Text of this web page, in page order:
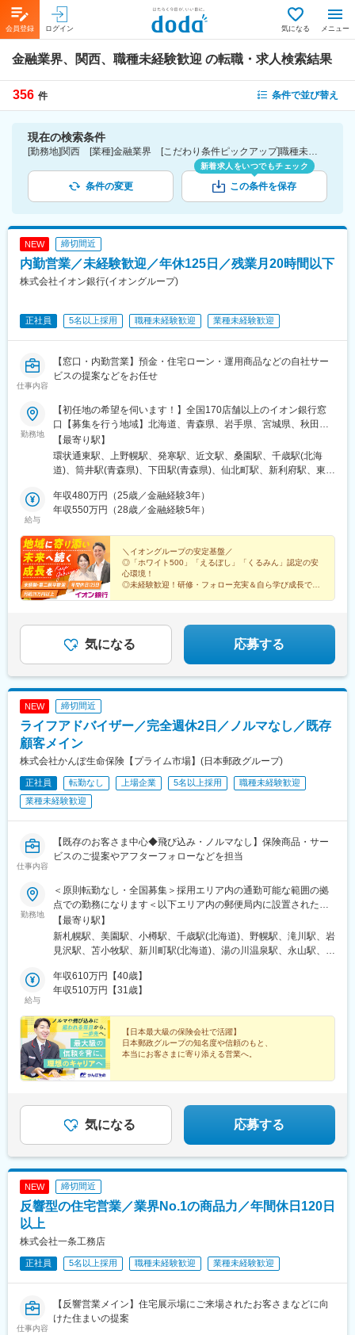
会員登録 ログイン 気になる メニュー
金融業界、関西、職種未経験歓迎 の転職・求人検索結果
356 件 条件で並び替え
現在の検索条件
[勤務地]関西 [業種]金融業界 [こだわり条件ピックアップ]職種未経験歓迎 [詳細条件](募集・採用情報)職種未経験歓迎
条件の変更
新着求人をいつでもチェック
この条件を保存
NEW 締切間近
内勤営業／未経験歓迎／年休125日／残業月20時間以下
株式会社イオン銀行(イオングループ)
正社員 5名以上採用 職種未経験歓迎 業種未経験歓迎
仕事内容
【窓口・内勤営業】預金・住宅ローン・運用商品などの自社サー
ビスの提案などをお任せ
勤務地
【初任地の希望を伺います！】全国170店舗以上のイオン銀行窓
口【募集を行う地域】北海道、青森県、岩手県、宮城県、秋田
県、山形県、茨城県、栃木県、群馬県、埼玉県、千葉県、東京
都、神奈川県、新潟県、富山県、石川県、山梨県、岐阜県、長野
県、静岡県、愛知県、三重県、滋賀県、京都府、大阪府、兵庫
県、高知県、福岡県、鹿児島県、宮崎県、沖縄県※U・Iターン歓迎
ご希望の働き方をお聞かせください。※総合職採用のため、将来的
社HPをご覧ください！https://www.aeonbank.co.jp/branch/
【最寄り駅】
環状通東駅、上野幌駅、発寒駅、近文駅、桑園駅、千歳駅(北海
道)、筒井駅(青森県)、下田駅(青森県)、仙北町駅、新利府駅、東北
駅、天童南駅、内原駅、土浦駅、荒川沖駅、小田林駅、佐野市
駅、韮川駅、群馬総社駅、越谷レイクタウン駅、蕨駅、南羽生
駅、新井宿駅、新津田沼駅、新船橋駅、南柏駅、海浜幕張駅、稲
毛海岸駅、稲毛駅、鎌取駅、木更津駅、新鎌ケ谷駅、千葉ニュー
タウン中央駅、八千代緑が丘駅、地区センター駅、成田駅、品川
シーサイド駅、武蔵引田駅、南砂町駅、武蔵砂川駅、辰巳駅、東
武練馬駅、小川町駅(東京都)、都庁前駅、東久留米駅、豊田駅、学
合ケ丘駅、京急久里浜駅、横浜駅、東戸塚駅、相武台前駅、星川
駅、亀田駅、青山駅、新高岡駅、野々市駅(ＩＲいしかわ鉄道線)、
呼続駅、八事駅、黒田駅(愛知県)、扶桑駅、りんくう常滑駅、長久
手古戦場駅、六名駅、緒川駅、上挙母駅、八幡駅(愛知県)、勝川
駅、富田駅(三重県)、平田町駅、播磨駅、伊勢松本駅、北勢中央公
園口駅、高茶屋駅、瀬田駅(滋賀県)、高の原駅、西大路駅、桂川駅
(京都府)、西院駅(阪急線)、淀駅、大阪梅田駅(阪神線)、大日駅、
駅、横堤駅、七道駅、新金岡駅、伊丹駅(福知山線)、日生中央駅、
大久保駅(兵庫県)、仁川駅、はりま勝原駅、道場南口駅、中央市場
花駅、新居浜駅、高知駅、酒殿駅、西鉄千早駅、天拝山駅、大牟
田駅、福間駅、スペースワールド駅、大保駅、九大学研都市駅、
小禄駅、宮の沢駅、北仙台駅、津田沼駅、東海神駅、初富駅、公
園駅、青物横丁駅、淡路町駅、新宿駅、京橋駅(東京都)、茅ケ崎
駅、久里浜駅、平沼橋駅、天王町駅、御門台駅、上小田井駅、栄
生駅、矢田駅(愛知県)、新瑞橋駅、木曽川駅、近鉄富田駅、洛西口
駅、西梅田駅、大正駅(大阪府)、今福鶴見駅、大和川駅、岡山駅、
天神川駅、朝倉街道駅、上塩屋駅、旭橋駅、赤嶺駅、京成津田沼
駅、井野駅(千葉県)、鮫洲駅、新御茶ノ水駅、南新宿駅、日本橋駅
(東京都)、高島町駅、大曽根駅、妙音通駅、大阪駅、ドーム前千代
崎駅、高須神社駅、西川緑道公園駅、美栄橋駅
給与
年収480万円（25歳／金融経験3年）
年収550万円（28歳／金融経験5年）
＼イオングループの安定基盤／
◎「ホワイト500」「えるぼし」「くるみん」認定の安
心環境！
◎未経験歓迎！研修・フォロー充実＆自ら学び成長でき
◎月給28万円以上
◎外訪なし
◎多彩なキャリア
気になる 応募する
NEW 締切間近
ライフアドバイザー／完全週休2日／ノルマなし／既存
顧客メイン
株式会社かんぽ生命保険【プライム市場】(日本郵政グループ)
正社員 転勤なし 上場企業 5名以上採用
職種未経験歓迎
業種未経験歓迎
仕事内容
【既存のお客さま中心◆飛び込み・ノルマなし】保険商品・サー
ビスのご提案やアフターフォローなどを担当
勤務地
＜原則転勤なし・全国募集＞採用エリア内の通勤可能な範囲の拠
点での勤務になります＜以下エリア内の郵便局内に設置されたか
んぽサービス部＞■北海道エリア：北海道■東北エリア：青森県、
岩手県、宮城県、秋田県、山形県、福島県■関東エリア：茨城県、
栃木県、群馬県、埼玉県、千葉県■東京エリア：東京都■南関東エ
ア：富山県、石川県、福井県■東海エリア：岐阜県、静岡県、愛知
県、三重県■近畿エリア：滋賀県、京都府、大阪府、兵庫県、奈良
根県■四国エリア：徳島県、香川県、愛媛県、高知県■九州エリ
ア：福岡県、佐賀県、長崎県、大分県、宮崎県、鹿児島県、熊本
県■沖縄エリア：沖縄県※初期配属の都道府県を希望可！U・Iター
ン歓迎※基本的にスクーターまたはバイク、一部エリアは車で営業
※配属先のかんぽサービス部は応募者の希望も踏まえて決定※入社
の家庭事情があり、参加が難しい場合はリモートプログラムとな
ります
【最寄り駅】
新札幌駅、美園駅、小樽駅、千歳駅(北海道)、野幌駅、滝川駅、岩
見沢駅、苫小牧駅、新川町駅(北海道)、湯の川温泉駅、永山駅、旭
駅、津軽五所川原駅、八戸駅、三沢駅(青森県)、新青森駅、上盛岡
駅、二戸駅、一ノ関駅、宮古駅、北上駅、水沢駅、久慈駅、紫波
駅(宮城県)、くりこま高原駅、新田駅(宮城県)、泉外旭川駅、能代
駅、東大館駅、羽後本荘駅、湯沢駅、横手駅、大曲駅(秋田県)、山
形駅、米沢駅、鶴岡駅、酒田駅、村山駅(山形県)、新庄駅、寒河江
駅、長井駅、白河駅、いわき駅、七日町駅、喜多方駅、二本松
駅、磐城石川駅、須賀川駅、原ノ町駅、福島学院前駅、郡山富田
間駅、新鉾田駅、鹿島神宮駅、磯原駅、勝田駅、新栃木駅、佐野
駅、西那須野駅、足利駅、新鹿沼駅、上今市駅、小山駅、真岡
銚子駅、八日市場駅、東金駅、館山駅、荻窪駅、西早稲田駅、鶯
谷駅、京成関屋駅、荒川区役所前駅、渋谷駅、経堂駅、昭島駅、
めじろ台駅、羽村駅、立川駅、京王八王子駅、東青梅駅、町田
駅、武蔵小金井駅、東村山駅、府中駅(東京都)、国領駅、瀬谷駅、
蔵小杉駅、新百合ケ丘駅、鷺沼駅、小田原駅、藤沢駅、秦野駅、
駅、内野西が丘駅、高田駅(新潟県)、柏崎駅、直江津駅、松本駅、
飯田駅(長野県)、上諏訪駅、駒ケ根駅、穂高駅、岡谷駅、地鉄ビル
給与
年収610万円【40歳】
年収510万円【31歳】
【日本最大級の保険会社で活躍】
日本郵政グループの知名度や信頼のもと、
本当にお客さまに寄り添える営業へ。
■昨年度賞与実績4.3カ月分
気になる 応募する
NEW 締切間近
反響型の住宅営業／業界No.1の商品力／年間休日120日
以上
株式会社一条工務店
正社員 5名以上採用 職種未経験歓迎 業種未経験歓迎
仕事内容
【反響営業メイン】住宅展示場にご来場されたお客さまなどに向
けた住まいの提案